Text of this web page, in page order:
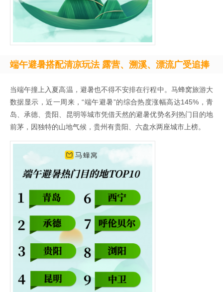
端午避暑搭配清凉玩法 露营、溯溪、漂流广受追捧
当端午撞上入夏高温，避暑也不得不安排在行程中。马蜂窝旅游大
数据显示，近一周来，“端午避暑”的综合热度涨幅高达145%，青
岛、承德、贵阳、昆明等城市凭借天然的避暑优势名列热门目的地
前茅，因独特的山地气候，贵州有贵阳、六盘水两座城市上榜。